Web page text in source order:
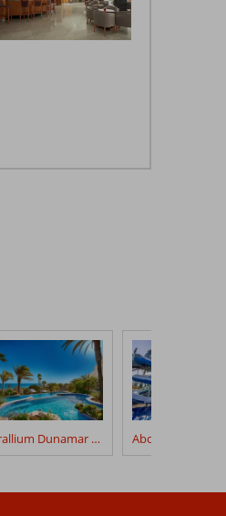
Corallium Dunamar by Lopesan Hotels